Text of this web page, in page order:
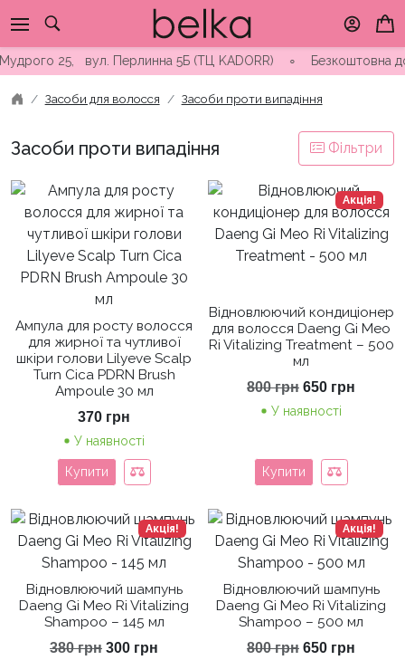
to
content25, вул. Перлинна 5Б (ТЦ KADORR) ∘ Безкоштовна
Засоби для волосся Засоби проти випадіння
Засоби проти випадіння Фільтри
Ампула для росту волосся
для жирної та чутливої
шкіри голови Lilyeve Scalp
Turn Cica PDRN Brush
Ampoule 30 мл
370 грн
У наявності
Купити
Акція!
Відновлюючий кондиціонер
для волосся Daeng Gi Meo
Ri Vitalizing Treatment – 500
мл
800грн Оригінальна
800 грн.
650 грн
У наявності
Купити
Акція!
Відновлюючий шампунь
Daeng Gi Meo Ri Vitalizing
Shampoo – 145 мл
380грн Оригінальна
300 грн
Акція!
Відновлюючий шампунь
Daeng Gi Meo Ri Vitalizing
Shampoo – 500 мл
800грн Оригінальна
650 грн